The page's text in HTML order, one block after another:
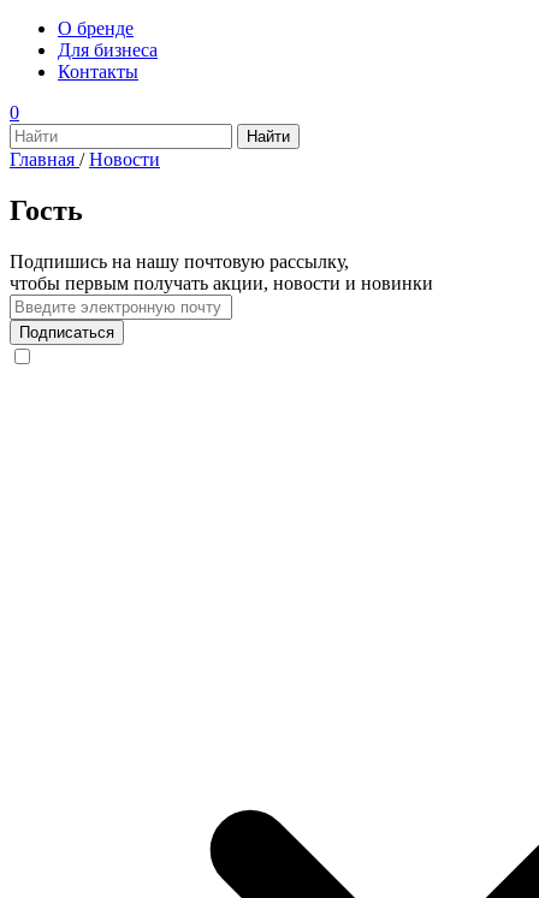
О бренде
Для бизнеса
Контакты
0
Главная / Новости
Гость
Подпишись на нашу почтовую рассылку,
чтобы первым получать акции, новости и новинки
Подписаться